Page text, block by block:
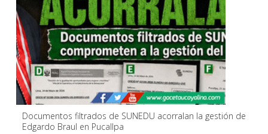
Documentos filtrados de SUNEDU acorralan la gestión de
Edgardo Braul en Pucallpa